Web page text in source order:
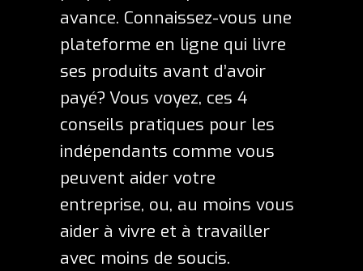
avance. Connaissez-vous une
plateforme en ligne qui livre
ses produits avant d’avoir
payé? Vous voyez, ces 4
conseils pratiques pour les
indépendants comme vous
peuvent aider votre
entreprise, ou, au moins vous
aider à vivre et à travailler
avec moins de soucis.